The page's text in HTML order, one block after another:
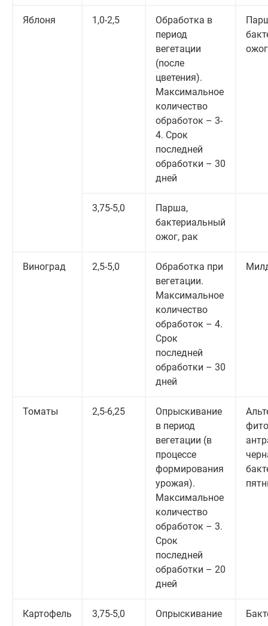
Яблоня 1,0-2,5
Обработка в
период
вегетации
(после
цветения).
Максимальное
количество
обработок – 3-
4. Срок
последней
обработки – 30
дней
ожог
3,75-5,0
Парша,
бактериальный
ожог, рак
Виноград 2,5-5,0
Обработка при
вегетации.
Максимальное
количество
обработок – 4.
Срок
последней
обработки – 30
дней
Томаты 2,5-6,25
Опрыскивание
в период
вегетации (в
процессе
формирования
урожая).
Максимальное
количество
обработок – 3.
Срок
последней
обработки – 20
дней
Картофель 3,75-5,0
Опрыскивание